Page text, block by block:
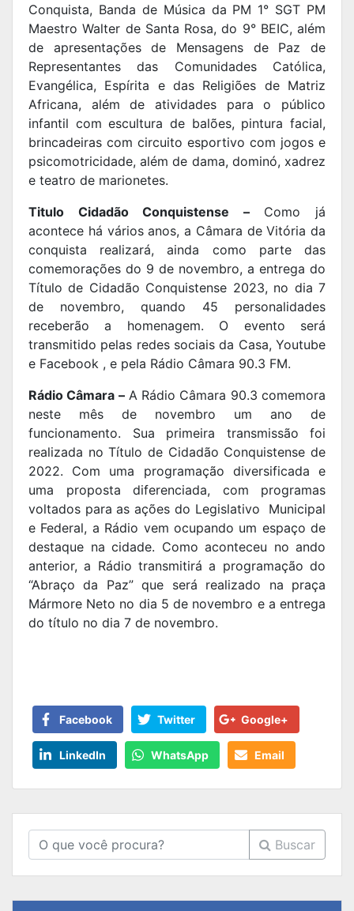
Conquista, Banda de Música da PM 1° SGT PM
Maestro Walter de Santa Rosa, do 9° BEIC, além
de apresentações de Mensagens de Paz de
Representantes das Comunidades Católica,
Evangélica, Espírita e das Religiões de Matriz
Africana, além de atividades para o público
infantil com escultura de balões, pintura facial,
brincadeiras com circuito esportivo com jogos e
psicomotricidade, além de dama, dominó, xadrez
e teatro de marionetes.
Titulo Cidadão Conquistense –Como já
acontece há vários anos, a Câmara de Vitória da
conquista realizará, ainda como parte das
comemorações do 9 de novembro, a entrega do
Título de Cidadão Conquistense 2023, no dia 7
de novembro, quando 45 personalidades
receberão a homenagem. O evento será
transmitido pelas redes sociais da Casa, Youtube
e Facebook , e pela Rádio Câmara 90.3 FM.
Rádio Câmara –A Rádio Câmara 90.3 comemora
neste mês de novembro um ano de
funcionamento. Sua primeira transmissão foi
realizada no Título de Cidadão Conquistense de
2022. Com uma programação diversificada e
uma proposta diferenciada, com programas
voltados para as ações do Legislativo Municipal
e Federal, a Rádio vem ocupando um espaço de
destaque na cidade. Como aconteceu no ando
anterior, a Rádio transmitirá a programação do
“Abraço da Paz” que será realizado na praça
Mármore Neto no dia 5 de novembro e a entrega
do título no dia 7 de novembro.
Facebook Twitter Google+
LinkedIn WhatsApp Email
Buscar